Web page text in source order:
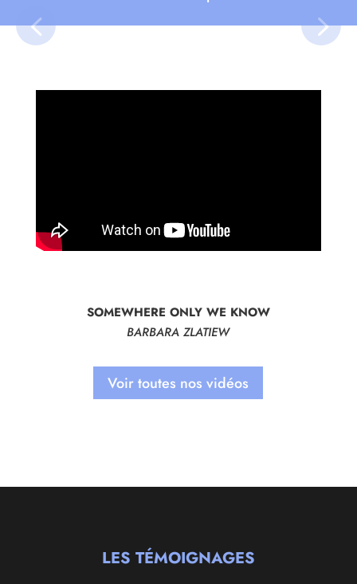
SOMEWHERE ONLY WE KNOW
BARBARA ZLATIEW
Voir toutes nos vidéos
LES TÉMOIGNAGES